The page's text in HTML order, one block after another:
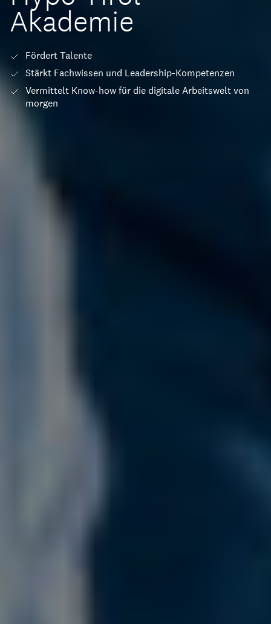
Akademie
Fördert Talente
Stärkt Fachwissen und Leadership-Kompetenzen
Vermittelt Know-how für die digitale Arbeitswelt von
morgen